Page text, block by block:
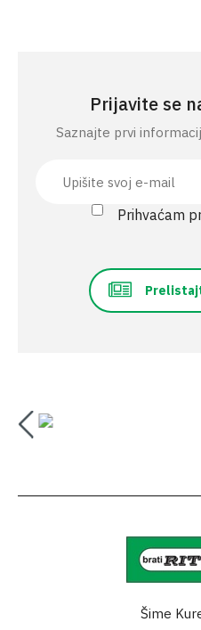
Prijavite se
Saznajte prvi
Prihvaćam
Šime